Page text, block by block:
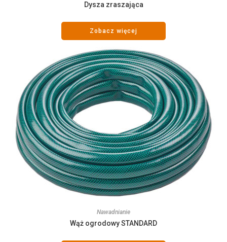
Dysza zraszająca
Zobacz więcej
Nawadnianie
Wąż ogrodowy STANDARD